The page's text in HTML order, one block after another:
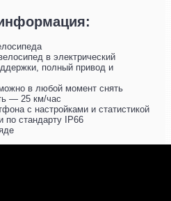
в электрический
полный привод и
в любой момент снять
— 25 км/час
с настройками и статистикой
стандарту IP66